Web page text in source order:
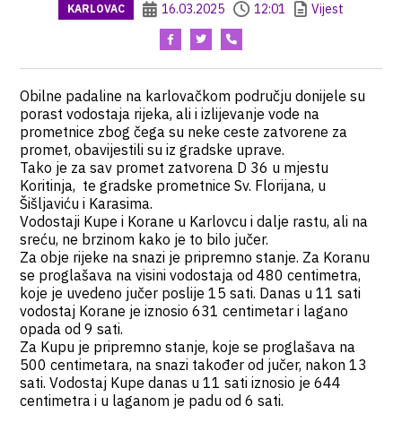
KARLOVAC 16.03.2025 12:01 Vijest
Obilne padaline na karlovačkom području donijele su
porast vodostaja rijeka, ali i izlijevanje vode na
prometnice zbog čega su neke ceste zatvorene za
promet, obavijestili su iz gradske uprave.
Tako je za sav promet zatvorena D 36 u mjestu
Koritinja, te gradske prometnice Sv. Florijana, u
Šišljaviću i Karasima.
Vodostaji Kupe i Korane u Karlovcu i dalje rastu, ali na
sreću, ne brzinom kako je to bilo jučer.
Za obje rijeke na snazi je pripremno stanje. Za Koranu
se proglašava na visini vodostaja od 480 centimetra,
koje je uvedeno jučer poslije 15 sati. Danas u 11 sati
vodostaj Korane je iznosio 631 centimetar i lagano
opada od 9 sati.
Za Kupu je pripremno stanje, koje se proglašava na
500 centimetara, na snazi također od jučer, nakon 13
sati. Vodostaj Kupe danas u 11 sati iznosio je 644
centimetra i u laganom je padu od 6 sati.